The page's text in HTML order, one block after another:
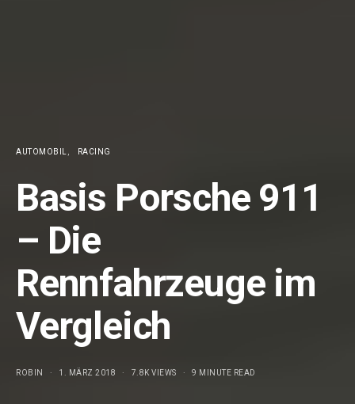
AUTOMOBIL RACING
Basis Porsche 911
– Die
Rennfahrzeuge im
Vergleich
ROBIN 1. MÄRZ 2018 7.8K VIEWS 9 MINUTE READ